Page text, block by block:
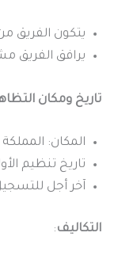
يتكون الفريق من
يرافق الفريق
تاريخ ومكان
المكان: المملكة
تاريخ تنظيم الأولمبياد: من
آخر أجل
التكاليف: